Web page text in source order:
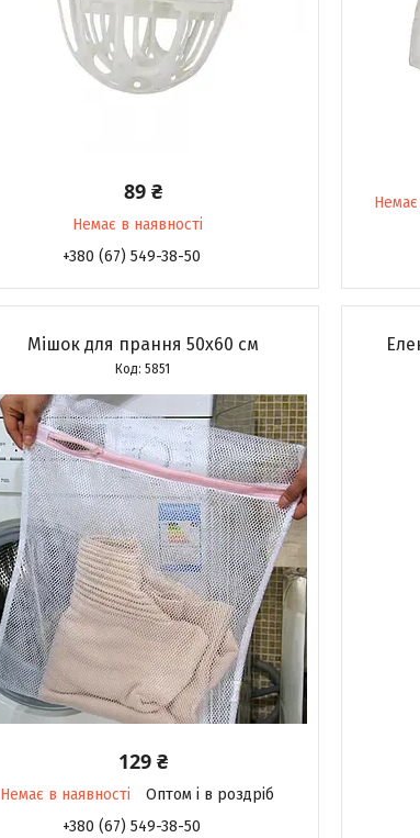
89 ₴
Немає в наявності
+380 (67) 549-38-50
Немає
Мішок для прання 50х60 см
5851
129 ₴
Немає в наявності
Оптом і в роздріб
+380 (67) 549-38-50